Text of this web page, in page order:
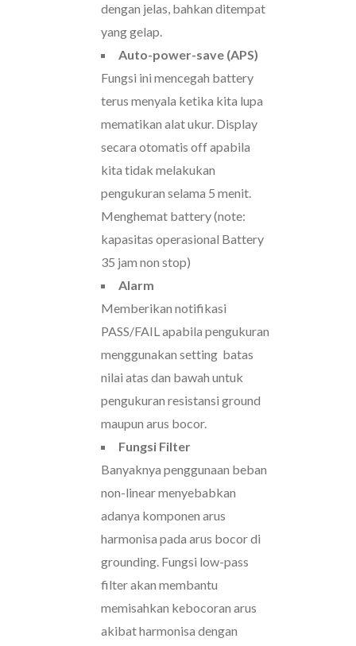
dengan jelas, bahkan ditempat
yang gelap.
Auto-power-save (APS)
Fungsi ini mencegah battery
terus menyala ketika kita lupa
mematikan alat ukur. Display
secara otomatis off apabila
kita tidak melakukan
pengukuran selama 5 menit.
Menghemat battery (note:
kapasitas operasional Battery
35 jam non stop)
Alarm
Memberikan notifikasi
PASS/FAIL apabila pengukuran
menggunakan setting batas
nilai atas dan bawah untuk
pengukuran resistansi ground
maupun arus bocor.
Fungsi Filter
Banyaknya penggunaan beban
non-linear menyebabkan
adanya komponen arus
harmonisa pada arus bocor di
grounding. Fungsi low-pass
filter akan membantu
memisahkan kebocoran arus
akibat harmonisa dengan